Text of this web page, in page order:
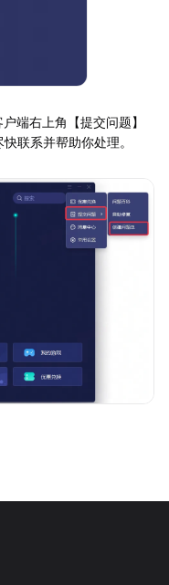
端右上角【提交问题】
联系并帮助你处理。